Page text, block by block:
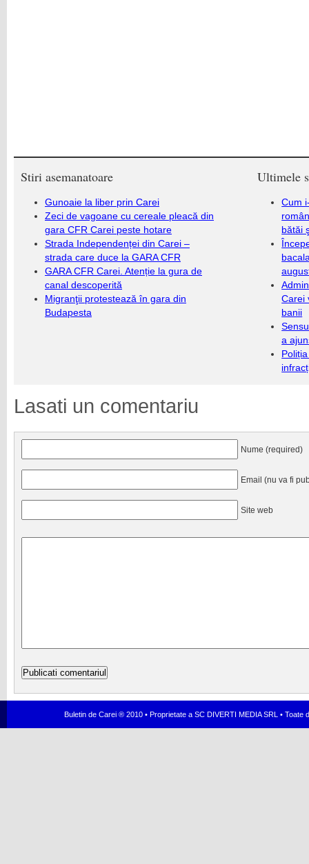
Stiri asemanatoare
Gunoaie la liber prin Carei
Zeci de vagoane cu cereale pleacă din
gara CFR Carei peste hotare
Strada Independenței din Carei –
strada care duce la GARA CFR
GARA CFR Carei. Atenție la gura de
canal descoperită
Migranţii protestează în gara din
Budapesta
Ultimele
Cum
bătăi
Carei
banii
a
Lasati un comentariu
Nume (required)
Email (nu va fi
Site web
Buletin de Carei ® 2010 • Proprietate a SC DIVERTI MEDIA SRL •